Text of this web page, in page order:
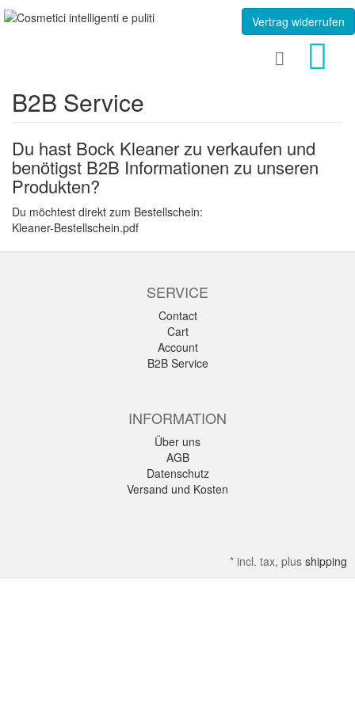
Vertrag widerrufen
B2B Service
Du hast Bock Kleaner zu verkaufen und
benötigst B2B Informationen zu unseren
Produkten?
Du möchtest direkt zum Bestellschein:
Kleaner-Bestellschein.pdf
SERVICE
Contact
Cart
Account
B2B Service
INFORMATION
Über uns
AGB
Datenschutz
Versand und Kosten
* incl. tax, plus shipping